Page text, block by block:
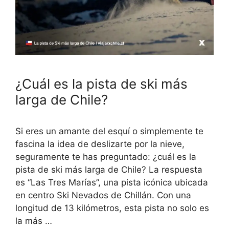
¿Cuál es la pista de ski más
larga de Chile?
Si eres un amante del esquí o simplemente te
fascina la idea de deslizarte por la nieve,
seguramente te has preguntado: ¿cuál es la
pista de ski más larga de Chile? La respuesta
es “Las Tres Marías”, una pista icónica ubicada
en centro Ski Nevados de Chillán. Con una
longitud de 13 kilómetros, esta pista no solo es
la más …